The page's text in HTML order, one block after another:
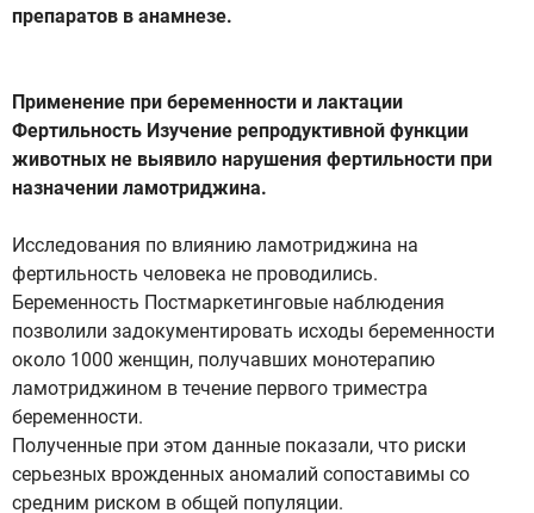
препаратов в анамнезе.
Применение при беременности и лактации
Фертильность Изучение репродуктивной функции
животных не выявило нарушения фертильности при
назначении ламотриджина.
Исследования по влиянию ламотриджина на
фертильность человека не проводились.
Беременность Постмаркетинговые наблюдения
позволили задокументировать исходы беременности
около 1000 женщин, получавших монотерапию
ламотриджином в течение первого триместра
беременности.
Полученные при этом данные показали, что риски
серьезных врожденных аномалий сопоставимы со
средним риском в общей популяции.